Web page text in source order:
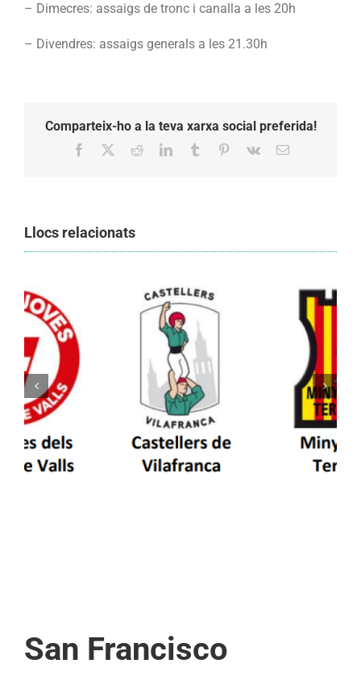
– Dimecres: assaigs de tronc i canalla a les 20h
– Divendres: assaigs generals a les 21.30h
Comparteix-ho a la teva xarxa social preferida!
Facebook RedditLinkedInTumblr Pinterest
Vk Email:
Llocs relacionats
Els Castellers de Vilafranca unieixen tradició i
patrimoni en un viatge de colla a la Vall
d’Aran i a la Vall de Boí
San Francisco